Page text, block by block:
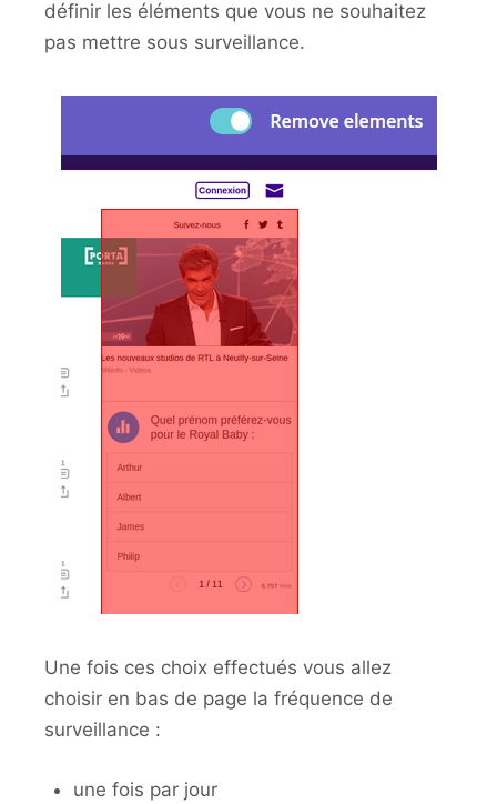
définir les éléments que vous ne souhaitez
pas mettre sous surveillance.
Une fois ces choix effectués vous allez
choisir en bas de page la fréquence de
surveillance :
une fois par jour